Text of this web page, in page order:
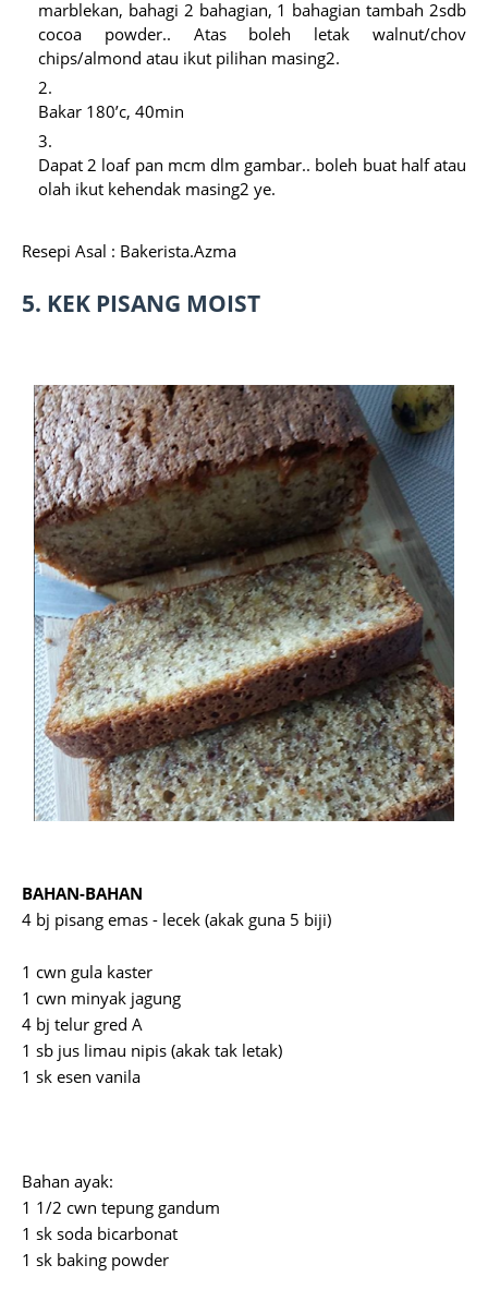
marblekan, bahagi 2 bahagian, 1 bahagian tambah 2sdb
cocoa powder.. Atas boleh letak walnut/chov
chips/almond atau ikut pilihan masing2.
Bakar 180’c, 40min
Dapat 2 loaf pan mcm dlm gambar.. boleh buat half atau
olah ikut kehendak masing2 ye.
Resepi Asal : Bakerista.Azma
5. KEK PISANG MOIST
BAHAN-BAHAN
4 bj pisang emas - lecek (akak guna 5 biji)
1 cwn gula kaster
1 cwn minyak jagung
4 bj telur gred A
1 sb jus limau nipis (akak tak letak)
1 sk esen vanila
Bahan ayak:
1 1/2 cwn tepung gandum
1 sk soda bicarbonat
1 sk baking powder